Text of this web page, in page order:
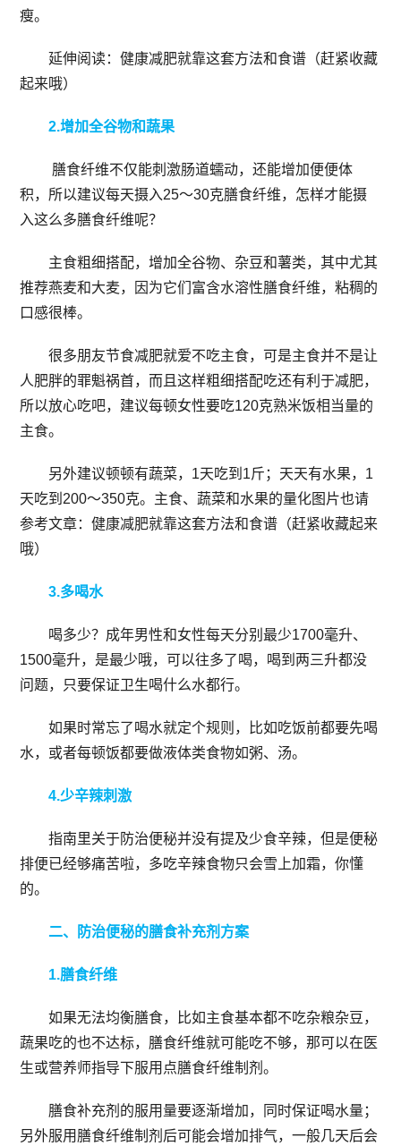
瘦。
延伸阅读：健康减肥就靠这套方法和食谱（赶紧收藏
起来哦）
2.增加全谷物和蔬果
膳食纤维不仅能刺激肠道蠕动，还能增加便便体
积，所以建议每天摄入25～30克膳食纤维，怎样才能摄
入这么多膳食纤维呢？
主食粗细搭配，增加全谷物、杂豆和薯类，其中尤其
推荐燕麦和大麦，因为它们富含水溶性膳食纤维，粘稠的
口感很棒。
很多朋友节食减肥就爱不吃主食，可是主食并不是让
人肥胖的罪魁祸首，而且这样粗细搭配吃还有利于减肥，
所以放心吃吧，建议每顿女性要吃120克熟米饭相当量的
主食。
另外建议顿顿有蔬菜，1天吃到1斤；天天有水果，1
天吃到200～350克。主食、蔬菜和水果的量化图片也请
参考文章：健康减肥就靠这套方法和食谱（赶紧收藏起来
哦）
3.多喝水
喝多少？成年男性和女性每天分别最少1700毫升、
1500毫升，是最少哦，可以往多了喝，喝到两三升都没
问题，只要保证卫生喝什么水都行。
如果时常忘了喝水就定个规则，比如吃饭前都要先喝
水，或者每顿饭都要做液体类食物如粥、汤。
4.少辛辣刺激
指南里关于防治便秘并没有提及少食辛辣，但是便秘
排便已经够痛苦啦，多吃辛辣食物只会雪上加霜，你懂
的。
二、防治便秘的膳食补充剂方案
1.膳食纤维
如果无法均衡膳食，比如主食基本都不吃杂粮杂豆，
蔬果吃的也不达标，膳食纤维就可能吃不够，那可以在医
生或营养师指导下服用点膳食纤维制剂。
膳食补充剂的服用量要逐渐增加，同时保证喝水量；
另外服用膳食纤维制剂后可能会增加排气，一般几天后会